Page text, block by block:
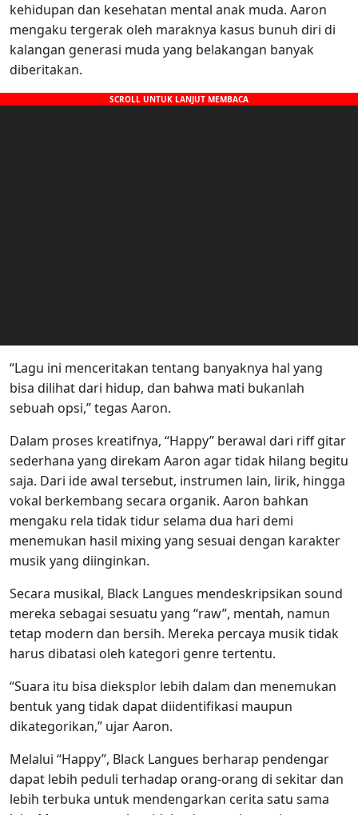
kehidupan dan kesehatan mental anak muda. Aaron
mengaku tergerak oleh maraknya kasus bunuh diri di
kalangan generasi muda yang belakangan banyak
diberitakan.
“Lagu ini menceritakan tentang banyaknya hal yang
bisa dilihat dari hidup, dan bahwa mati bukanlah
sebuah opsi,” tegas Aaron.
Dalam proses kreatifnya, “Happy” berawal dari riff gitar
sederhana yang direkam Aaron agar tidak hilang begitu
saja. Dari ide awal tersebut, instrumen lain, lirik, hingga
vokal berkembang secara organik. Aaron bahkan
mengaku rela tidak tidur selama dua hari demi
menemukan hasil mixing yang sesuai dengan karakter
musik yang diinginkan.
Secara musikal, Black Langues mendeskripsikan sound
mereka sebagai sesuatu yang “raw”, mentah, namun
tetap modern dan bersih. Mereka percaya musik tidak
harus dibatasi oleh kategori genre tertentu.
“Suara itu bisa dieksplor lebih dalam dan menemukan
bentuk yang tidak dapat diidentifikasi maupun
dikategorikan,” ujar Aaron.
Melalui “Happy”, Black Langues berharap pendengar
dapat lebih peduli terhadap orang-orang di sekitar dan
lebih terbuka untuk mendengarkan cerita satu sama